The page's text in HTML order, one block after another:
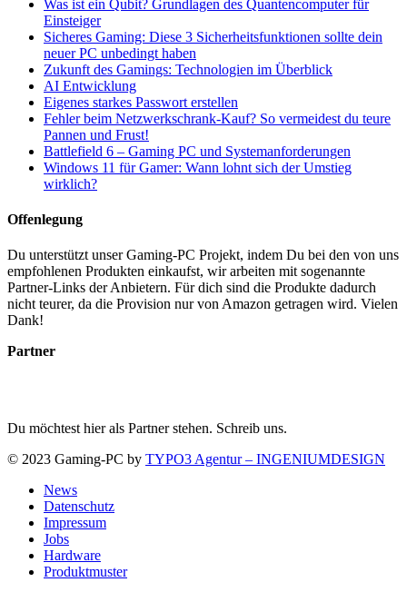
Was ist ein Qubit? Grundlagen des Quantencomputer für
Einsteiger
Sicheres Gaming: Diese 3 Sicherheitsfunktionen sollte dein
neuer PC unbedingt haben
Zukunft des Gamings: Technologien im Überblick
AI Entwicklung
Eigenes starkes Passwort erstellen
Fehler beim Netzwerkschrank-Kauf? So vermeidest du teure
Pannen und Frust!
Battlefield 6 – Gaming PC und Systemanforderungen
Windows 11 für Gamer: Wann lohnt sich der Umstieg
wirklich?
Offenlegung
Du unterstützt unser Gaming-PC Projekt, indem Du bei den von uns
empfohlenen Produkten einkaufst, wir arbeiten mit sogenannte
Partner-Links der Anbietern. Für dich sind die Produkte dadurch
nicht teurer, da die Provision nur von Amazon getragen wird. Vielen
Dank!
Partner
Du möchtest hier als Partner stehen. Schreib uns.
© 2023 Gaming-PC by TYPO3 Agentur – INGENIUMDESIGN
News
Datenschutz
Impressum
Jobs
Hardware
Produktmuster